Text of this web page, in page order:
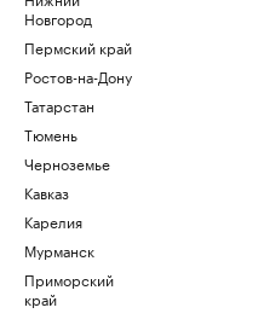
Новгород
Пермский край
Ростов-на-Дону
Татарстан
Тюмень
Черноземье
Кавказ
Карелия
Мурманск
Приморский
край